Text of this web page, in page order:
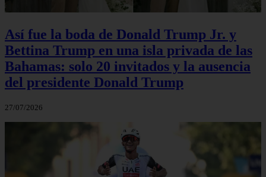
Así fue la boda de Donald Trump Jr. y
Bettina Trump en una isla privada de las
Bahamas: solo 20 invitados y la ausencia
del presidente Donald Trump
27/07/2026